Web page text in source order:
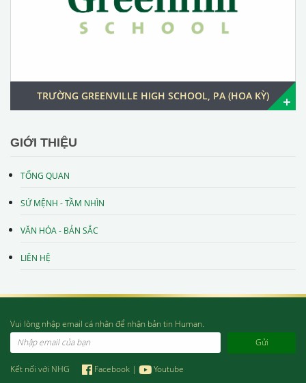
TRƯỜNG GREENVILLE HIGH SCHOOL, PA (HOA KỲ)
GIỚI THIỆU
TỔNG QUAN
SỨ MỆNH - TẦM NHÌN
VĂN HÓA - BẢN SẮC
LIÊN HỆ
Vui lòng nhập email cá nhân để nhận bản tin Human.
Email
Kết nối với NHG Facebook | Youtube